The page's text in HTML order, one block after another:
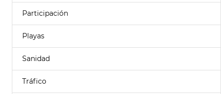
Participación
Playas
Sanidad
Tráfico